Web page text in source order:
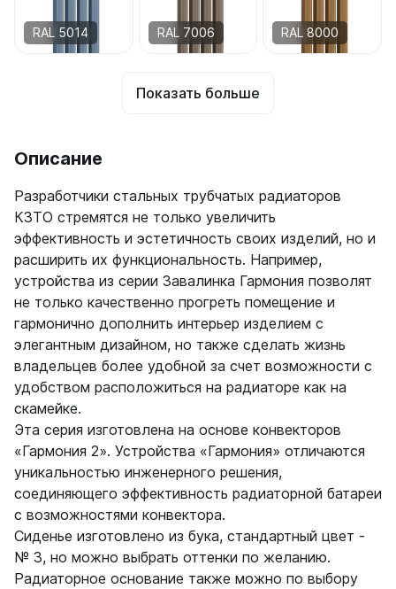
Quadrum Neo 50 H
Завалинка Гармония
Зеркало Г
Зеркало П
Зеркало С
RAL 5014 RAL 7006 RAL 8000
Показать больше
Описание
Разработчики стальных трубчатых радиаторов
КЗТО стремятся не только увеличить
эффективность и эстетичность своих изделий, но и
расширить их функциональность. Например,
устройства из серии Завалинка Гармония позволят
не только качественно прогреть помещение и
гармонично дополнить интерьер изделием с
элегантным дизайном, но также сделать жизнь
владельцев более удобной за счет возможности с
удобством расположиться на радиаторе как на
скамейке.
Эта серия изготовлена на основе конвекторов
«Гармония 2». Устройства «Гармония» отличаются
уникальностью инженерного решения,
соединяющего эффективность радиаторной батареи
с возможностями конвектора.
Сиденье изготовлено из бука, стандартный цвет -
№ 3, но можно выбрать оттенки по желанию.
Радиаторное основание также можно по выбору